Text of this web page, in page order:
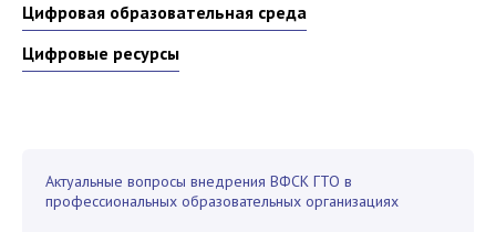
Цифровая образовательная среда
Цифровые ресурсы
Актуальные вопросы внедрения ВФСК ГТО в
профессиональных образовательных организациях